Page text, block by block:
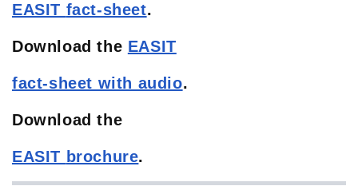
EASIT fact-sheet.
Download the EASIT
fact-sheet with audio.
Download the
EASIT brochure.